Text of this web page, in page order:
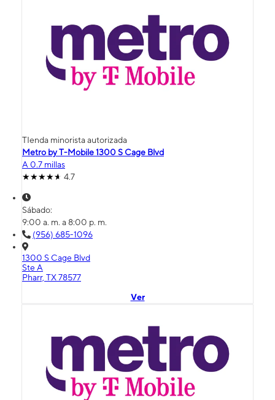
TIenda minorista autorizada
Metro by T-Mobile 1300 S Cage Blvd
A 0.7 millas
4.7
Sábado:
9:00 a. m. a 8:00 p. m.
(956) 685-1096
1300 S Cage Blvd
Ste A
Pharr, TX 78577
Ver